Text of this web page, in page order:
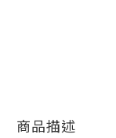
商品描述